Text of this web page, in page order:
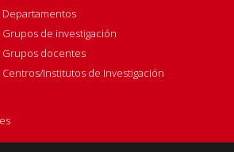
Departamentos
Grupos de investigación
Grupos docentes
Centros/Institutos de Investigación